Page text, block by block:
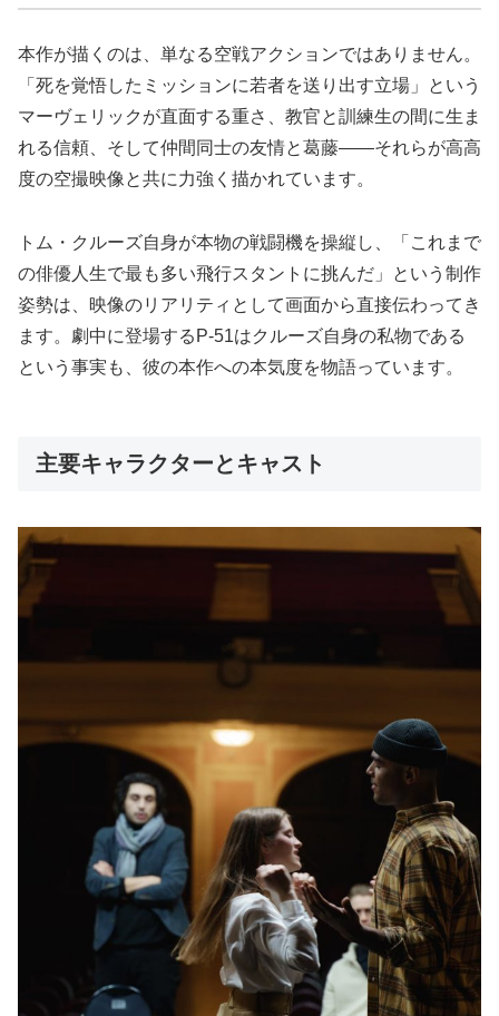
本作が描くのは、単なる空戦アクションではありません。
「死を覚悟したミッションに若者を送り出す立場」という
マーヴェリックが直面する重さ、教官と訓練生の間に生ま
れる信頼、そして仲間同士の友情と葛藤——それらが高高
度の空撮映像と共に力強く描かれています。
トム・クルーズ自身が本物の戦闘機を操縦し、「これまで
の俳優人生で最も多い飛行スタントに挑んだ」という制作
姿勢は、映像のリアリティとして画面から直接伝わってき
ます。劇中に登場するP-51はクルーズ自身の私物である
という事実も、彼の本作への本気度を物語っています。
主要キャラクターとキャスト